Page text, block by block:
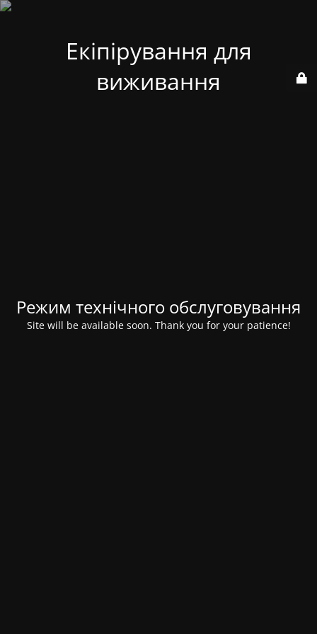
Екіпірування для
виживання
Режим технічного обслуговування
Site will be available soon. Thank you for your patience!